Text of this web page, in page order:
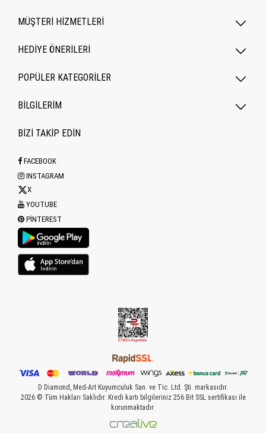
MÜŞTERİ HİZMETLERİ
HEDİYE ÖNERİLERİ
POPÜLER KATEGORILER
BİLGİLERİM
BİZİ TAKİP EDİN
FACEBOOK
INSTAGRAM
X
YOUTUBE
PINTEREST
D Diamond, Med-Art Kuyumculuk San. ve Tic. Ltd. Şti. markasıdır.
2026 © Tüm Hakları Saklıdır. Kredi kartı bilgileriniz 256 Bit SSL sertifikası ile
korunmaktadır.